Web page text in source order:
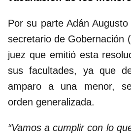
Por su parte Adán
secretario de Gobernación
juez que emitió esta
sus facultades, ya que
amparo a una menor,
orden generalizada.
“Vamos a cumplir con lo